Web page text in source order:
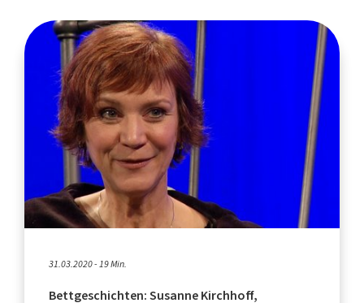
31.03.2020 - 19 Min.
Bettgeschichten: Susanne Kirchhoff,